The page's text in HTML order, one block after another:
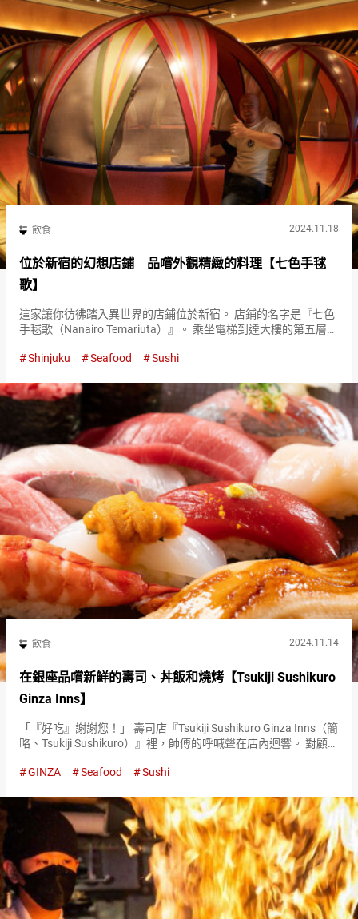
飲食 2024.11.18
位於新宿的幻想店鋪 品嚐外觀精緻的料理【七色手毬
歌】
這家讓你彷彿踏入異世界的店鋪位於新宿。 店鋪的名字是『七色
手毬歌（Nanairo Temariuta）』。 乘坐電梯到達大樓的第五層，
Temariuta）』內觀 這個宇宙船般的…
Shinjuku Seafood Sushi
飲食 2024.11.14
在銀座品嚐新鮮的壽司、丼飯和燒烤【Tsukiji Sushikuro
Ginza Inns】
「『好吃』謝謝您！」 壽司店『Tsukiji Sushikuro Ginza Inns（簡
略、Tsukiji Sushikuro）』裡，師傅的呼喊聲在店內迴響。 對顧客
Joinus店…
GINZA Seafood Sushi